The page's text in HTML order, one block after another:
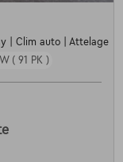
| Clim auto | Attelage
( 91 PK )